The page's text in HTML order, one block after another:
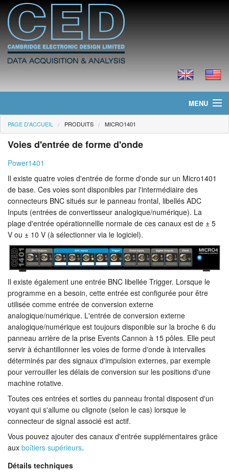
MENU
Page d'accueil
Actualités
Téléchargements
Tutoriels
Assistance
Revendeurs
PAGE D'ACCUEIL PRODUITS MICRO1401
Voies d'entrée de forme d'onde
Power1401
Il existe quatre voies d'entrée de forme d'onde sur un Micro1401
de base. Ces voies sont disponibles par l'intermédiaire des
connecteurs BNC situés sur le panneau frontal, libellés ADC
Inputs (entrées de convertisseur analogique/numérique). La
plage d'entrée opérationnellle normale de ces canaux est de ± 5
V ou ± 10 V (à sélectionner via le logiciel).
Il existe également une entrée BNC libellée Trigger. Lorsque le
programme en a besoin, cette entrée est configurée pour être
utilisée comme entrée de conversion externe
analogique/numérique. L'entrée de conversion externe
analogique/numérique est toujours disponible sur la broche 6 du
panneau arrière de la prise Events Cannon à 15 pôles. Elle peut
servir à échantillonner les voies de forme d'onde à intervalles
déterminés par des signaux d'impulsion externes, par exemple
pour verrouiller les délais de conversion sur les positions d'une
machine rotative.
Toutes ces entrées et sorties du panneau frontal disposent d'un
voyant qui s'allume ou clignote (selon le cas) lorsque le
connecteur de signal associé est actif.
Vous pouvez ajouter des canaux d'entrée supplémentaires grâce
aux boîtiers supérieurs.
Détails techniques